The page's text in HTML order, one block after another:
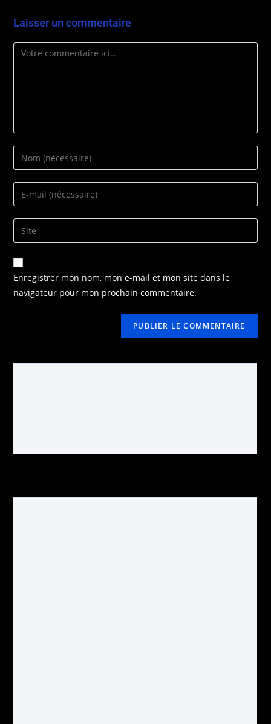
Laisser un commentaire
Enregistrer mon nom, mon e-mail et mon site dans le
navigateur pour mon prochain commentaire.